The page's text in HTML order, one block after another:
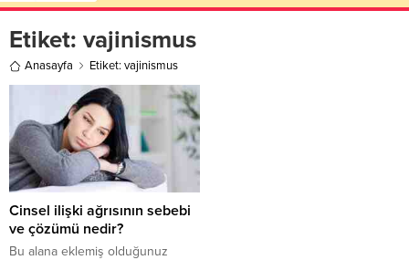
Etiket: vajinismus
Anasayfa Etiket: vajinismus
Cinsel ilişki ağrısının sebebi
ve çözümü nedir?
Bu alana eklemiş olduğunuz